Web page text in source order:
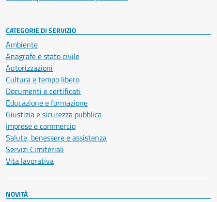
CATEGORIE DI SERVIZIO
Ambiente
Anagrafe e stato civile
Autorizzazioni
Cultura e tempo libero
Documenti e certificati
Educazione e formazione
Giustizia e sicurezza pubblica
Imprese e commercio
Salute, benessere e assistenza
Servizi Cimiteriali
Vita lavorativa
NOVITÀ